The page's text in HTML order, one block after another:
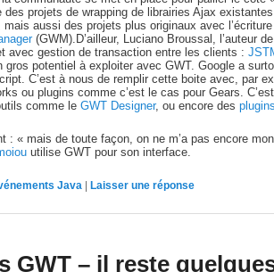
des projets de wrapping de librairies Ajax
mais aussi des projets plus originaux avec
(GWM).D’ailleur, Luciano Broussal, l’auteur
avec gestion de transaction entre les clients :
gros potentiel à exploiter avec GWT. Google a
C’est à nous de remplir cette boite avec, par
ou plugins comme c’est le cas pour Gears.
comme leGWT Designer, ou encore des
: « mais de toute façon, on ne m’a pas encore
utilise GWT pour son interface.
Java Laisser une réponse
GWT – il reste